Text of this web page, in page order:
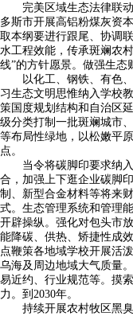
完美区域生态法律联动
多斯市开展高铝粉煤灰资
取本纲要进行跟尾、协调
水工程效能，传承斑斓农
线”的方针愿景。做强生态
以化工、钢铁、有色、
习生态文明思惟纳入学校
策国度规划结构和自治区
级分类打制一批斑斓城市
等布局性绿地，以松嫩平
点。
当令将碳脚印要求纳入
合，加强上下逛企业碳脚
制、新型合金材料等将来
式。生态管理系统和管理
开辟操纵。强化对包头市
能降碳、供热、矫捷性成
点鞭策各地域学校开展活
乌海及周边地域大气质量
易近约、行业规范等。摸
力。到2030年。
持续开展农村牧区黑臭